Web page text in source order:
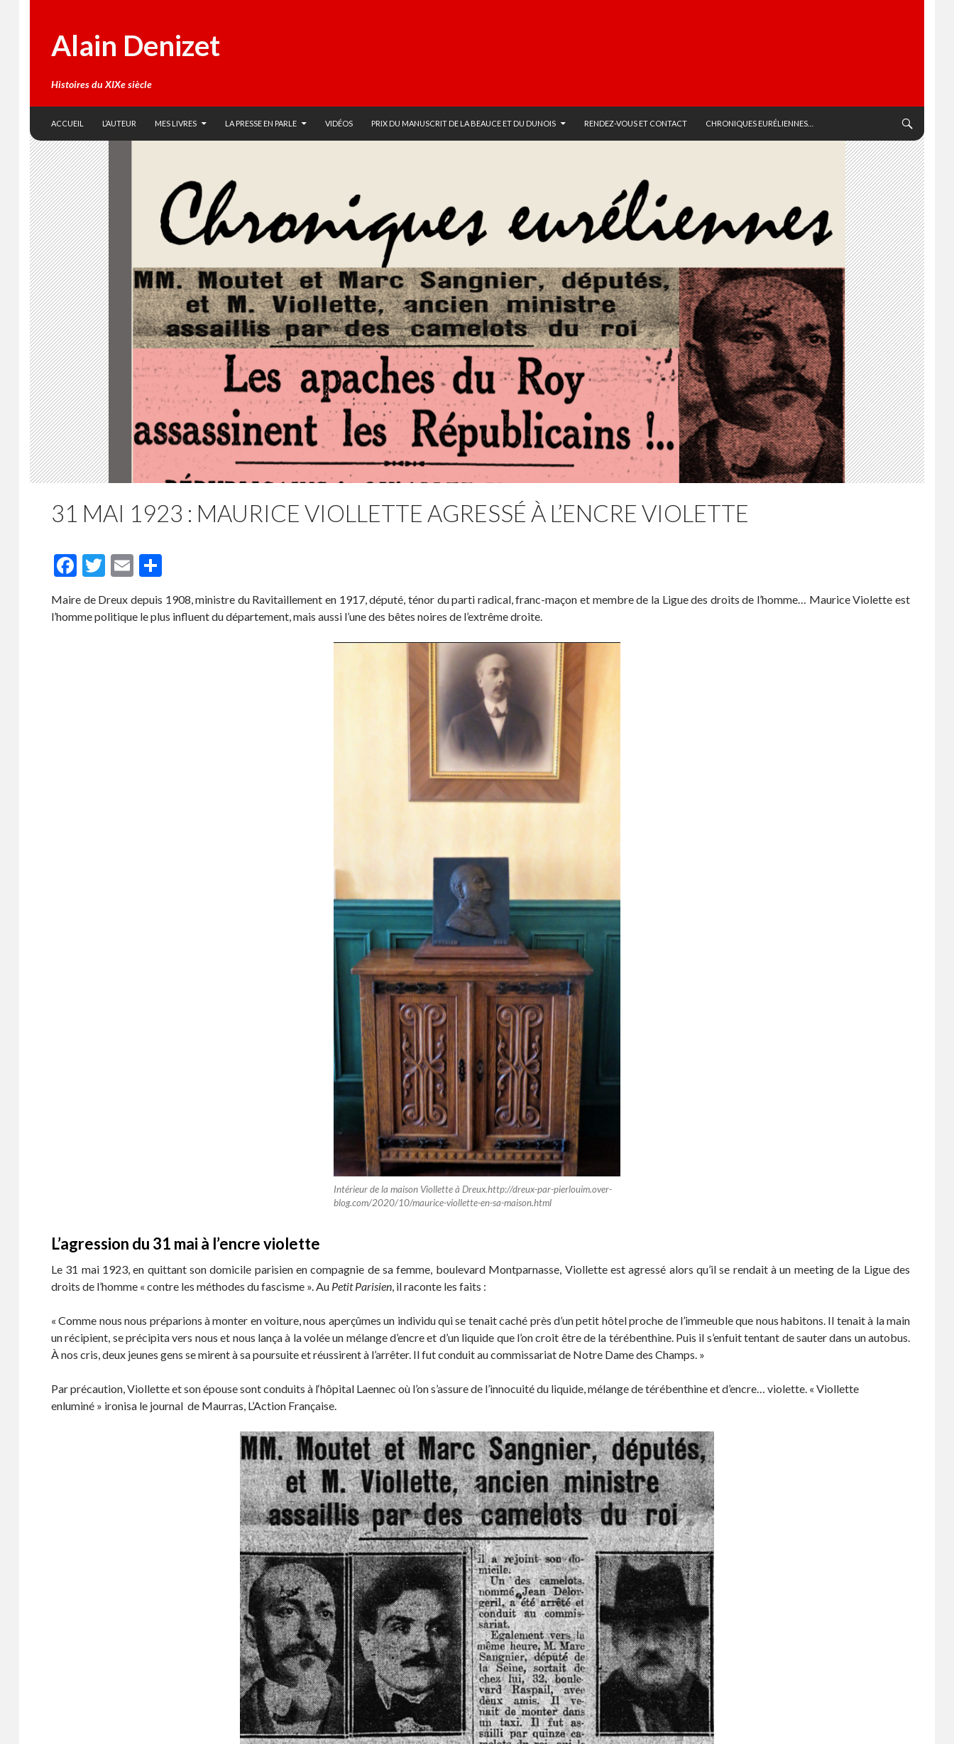
Alain Denizet
Histoires du XIXe siècle
ACCUEIL
L’AUTEUR MES LIVRES LA PRESSE EN PARLE VIDÉOS PRIX DU MANUSCRIT DE LA BEAUCE ET DU DUNOIS RENDEZ-VOUS ET CONTACT CHRONIQUES EURÉLIENNES…
31 MAI 1923 : MAURICE VIOLLETTE AGRESSÉ À L’ENCRE VIOLETTE
F
e
T
itt
E
ai ta
Maire de Dreux depuis 1908, ministre du Ravitaillement en 1917, député, ténor du parti radical, franc-maçon et membre de la Ligue des droits de l’homme… Maurice Violette est
l’homme politique le plus influent du département, mais aussi l’une des bêtes noires de l’extrême droite.
Intérieur de la maison Viollette à Dreux.http://dreux-par-pierlouim.over-
blog.com/2020/10/maurice-viollette-en-sa-maison.html
L’agression du 31 mai à l’encre violette
Le 31 mai 1923, en quittant son domicile parisien en compagnie de sa femme, boulevard Montparnasse, Viollette est agressé alors qu’il se rendait à un meeting de la Ligue des
droits de l’homme « contre les méthodes du fascisme ». Au Petit Parisien, il raconte les faits :
« Comme nous nous préparions à monter en voiture, nous aperçûmes un individu qui se tenait caché près d’un petit hôtel proche de l’immeuble que nous habitons. Il tenait à la main
un récipient, se précipita vers nous et nous lança à la volée un mélange d’encre et d’un liquide que l’on croit être de la térébenthine. Puis il s’enfuit tentant de sauter dans un autobus.
À nos cris, deux jeunes gens se mirent à sa poursuite et réussirent à l’arrêter. Il fut conduit au commissariat de Notre Dame des Champs. »
Par précaution, Viollette et son épouse sont conduits à l‘hôpital Laennec où l’on s’assure de l’innocuité du liquide, mélange de térébenthine et d’encre… violette. « Viollette
enluminé » ironisa le journal de Maurras, L’Action Française.